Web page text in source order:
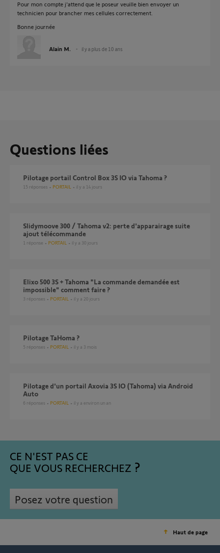
Pour mon compte j'attend que le poseur veuille bien envoyer un
technicien pour brancher mes cellules correctement.
Bonne journée
Alain M. il y a plus de 10 ans
Questions liées
Pilotage portail Control Box 3S IO via Tahoma ?
15 réponses PORTAIL il y a 14 jours
Slidymoove 300 / Tahoma v2: perte d'apparairage suite
ajout télécommande
1 réponse PORTAIL il y a 30 jours
Elixo 500 3S + Tahoma "La commande demandée est
impossible" comment faire ?
3 réponses PORTAIL il y a 20 jours
Pilotage TaHoma ?
5 réponses PORTAIL il y a 3 mois
Pilotage d'un portail Axovia 3S IO (Tahoma) via Android
Auto
6 réponses PORTAIL il y a environ un an
CE N'EST PAS CE
QUE VOUS RECHERCHEZ
Posez votre question
Haut de page